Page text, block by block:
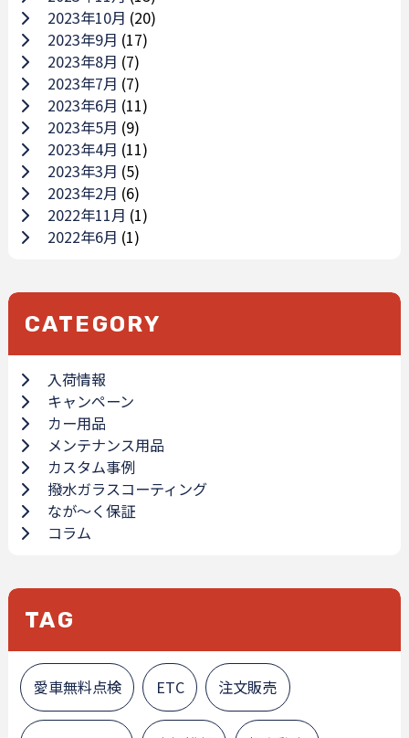
2023年10月 (20)
2023年9月 (17)
2023年8月 (7)
2023年7月 (7)
2023年6月 (11)
2023年5月 (9)
2023年4月 (11)
2023年3月 (5)
2023年2月 (6)
2022年11月 (1)
2022年6月 (1)
CATEGORY
入荷情報
キャンペーン
カー用品
メンテナンス用品
カスタム事例
撥水ガラスコーティング
なが～く保証
コラム
TAG
愛車無料点検 ETC 注文販売